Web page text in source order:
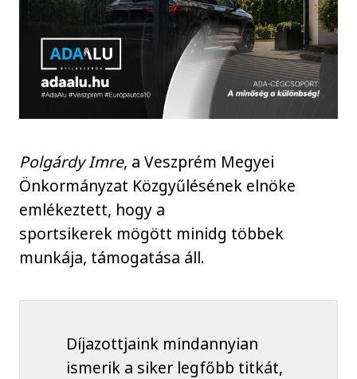
Polgárdy Imre, a Veszprém Megyei
Önkormányzat Közgyűlésének elnöke
emlékeztett, hogy a
sportsikerek mögött minidg többek
munkája, támogatása áll.
Díjazottjaink mindannyian
ismerik a siker legfőbb titkát,